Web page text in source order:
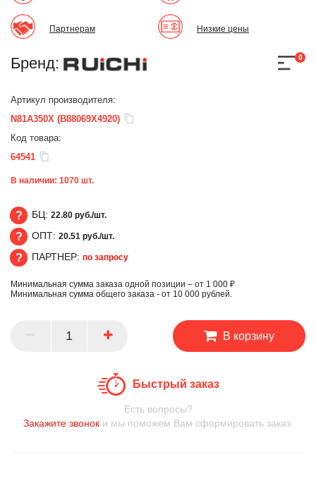
Партнерам Низкие цены
Бренд: 0
Артикул производителя:
N81A350X (B88069X4920)
Код товара:
64541
В наличии: 1070 шт.
БЦ
БЦ: 22.80 руб./шт.
ОПТ
ОПТ: 20.51 руб./шт.
ПАРТНЕР
ПАРТНЕР: по запросу
Минимальная сумма заказа одной позиции – от 1 000 ₽
Минимальная сумма общего заказа - от 10 000 рублей.
В корзину
Быстрый заказ
Есть вопросы?
Закажите звоноки мы поможем Вам сформировать заказ.